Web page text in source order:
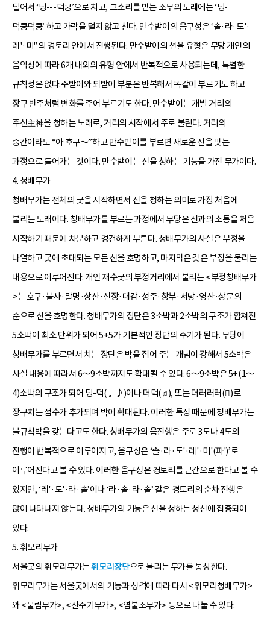
덜어서 ‘덩---덕쿵’으로 치고, 그소리를 받는 조무의 노래에는 ‘덩-
덕쿵덕쿵’ 하고 가락을 덜지 않고 친다. 만수받이의 음구성은 ‘솔·라·도'·
레'·미'’의 경토리 안에서 진행된다. 만수받이의 선율 유형은 무당 개인의
음악성에 따라 6개 내외의 유형 안에서 반복적으로 사용되는데, 특별한
규칙성은 없다.주받이와 되받이 부분은 반복해서 똑같이 부르기도 하고
장구 반주처럼 변화를 주어 부르기도 한다. 만수받이는 개별 거리의
주신主神을 청하는 노래로, 거리의 시작에서 주로 불린다. 거리의
중간이라도 “아 호구～”하고 만수받이를 부르면 새로운 신을 맞는
과정으로 들어가는 것이다. 만수받이는 신을 청하는 기능을 가진 무가이다.
4. 청배무가
청배무가는 전체의 굿을 시작하면서 신을 청하는 의미로 가장 처음에
불리는 노래이다. 청배무가를 부르는 과정에서 무당은 신과의 소통을 처음
시작하기 때문에 차분하고 경건하게 부른다. 청배무가의 사설은 부정을
나열하고 굿에 초대되는 모든 신을 호명하고, 마지막은 갖은 부정을 물리는
내용으로 이루어진다. 개인 재수굿의 부정거리에서 불리는 <부정청배무가
>는 호구·불사·말명·상산·신장·대감·성주·창부·서낭·영산·상문의
순으로 신을 호명한다. 청배무가의 장단은 3소박과 2소박의 구조가 합쳐진
5소박이 최소 단위가 되어 5+5가 기본적인 장단의 주기가 된다. 무당이
청배무가를 부르면서 치는 장단은 박을 집어 주는 개념이 강해서 5소박은
사설 내용에 따라서 6～9소박까지도 확대될 수 있다. 6～9소박은 5+(1～
4)소박의 구조가 되어 덩-덕(♩♪)이나 더덕(♫), 또는 더러러러(󰁛)로
장구치는 점수가 추가되며 박이 확대된다. 이러한 특징 때문에 청배무가는
불규칙박을 갖는다고도 한다. 청배무가의 음진행은 주로 3도나 4도의
진행이 반복적으로 이루어지고, 음구성은 ‘솔·라·도'·레'·미'(파')’로
이루어진다고 볼 수 있다. 이러한 음구성은 경토리를 근간으로 한다고 볼 수
있지만, ‘레'·도'·라·솔’이나 ‘라·솔·라·솔’ 같은 경토리의 순차 진행은
많이 나타나지 않는다. 청배무가의 기능은 신을 청하는 청신에 집중되어
있다.
5. 휘모리무가
서울굿의 휘모리무가는휘모리장단으로 불리는 무가를 통칭한다.
휘모리무가는 서울굿에서의 기능과 성격에 따라 다시 <휘모리청배무가>
와 <물림무가>, <산주기무가>, <염불조무가> 등으로 나눌 수 있다.